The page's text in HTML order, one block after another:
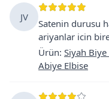
JV
Satenin durusu
ariyanlar icin
Ürün: Siyah
Abiye Elbise